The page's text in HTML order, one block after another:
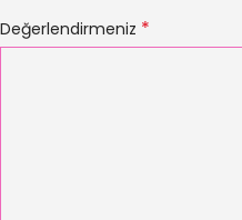
Değerlendirmeniz *